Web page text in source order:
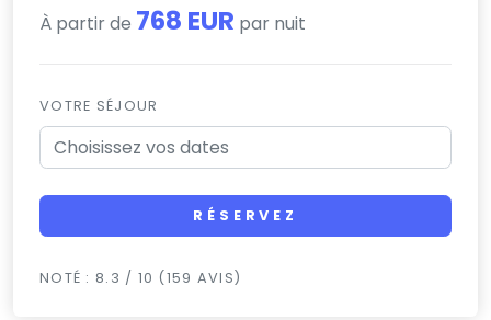
À partir de 768 EUR par nuit
VOTRE SÉJOUR
RÉSERVEZ
NOTÉ : 8.3 / 10 (159 AVIS)